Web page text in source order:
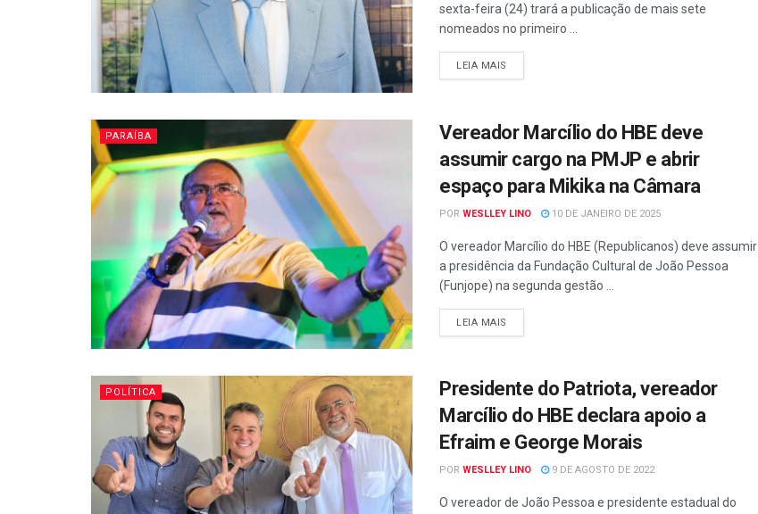
sexta-feira (24) trará a publicação de mais sete
nomeados no primeiro ...
LEIA MAIS
PARAÍBA
Vereador Marcílio do HBE deve
assumir cargo na PMJP e abrir
espaço para Mikika na Câmara
POR WESLLEY LINO 10 DE JANEIRO DE 2025
O vereador Marcílio do HBE (Republicanos) deve assumir
a presidência da Fundação Cultural de João Pessoa
(Funjope) na segunda gestão ...
LEIA MAIS
POLÍTICA
Presidente do Patriota, vereador
Marcílio do HBE declara apoio a
Efraim e George Morais
POR WESLLEY LINO 9 DE AGOSTO DE 2022
O vereador de João Pessoa e presidente estadual do